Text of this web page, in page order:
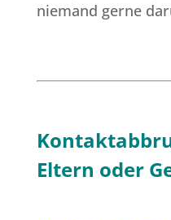
niemand gerne
Eltern oder